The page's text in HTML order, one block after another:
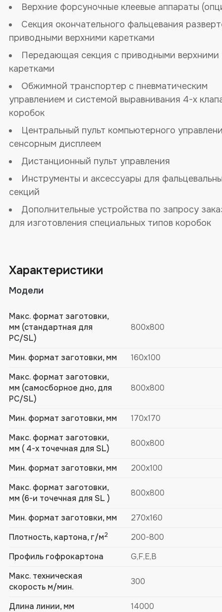
Верхние форсуночные клеевые аппараты
Секция окончательного фальцевания
приводными верхними каретками
Передающая секция с приводными верхними
каретками
Обжимной транспортер с пневматическим
управлением и системой выравнивания 4-х
коробок
Центральный пульт компьютерного
сенсорным дисплеем
Дистанционный пульт управления
Инструменты и аксессуары для
секций
Дополнительные устройства по запросу
для изготовления специальных типов коробок
Характеристики
Модели
Макс. формат заготовки,
мм (стандартная для
PC/SL)
800х800
Мин. формат заготовки, мм
160х100
Макс. формат заготовки,
мм (самосборное дно, для
PC/SL)
800х800
Мин. формат заготовки, мм
170х170
Макс. формат заготовки,
мм ( 4-х точечная для SL)
800х800
Мин. формат заготовки, мм
200х100
Макс. формат заготовки,
мм (6-и точечная для SL )
800х800
Мин. формат заготовки, мм
270х160
Плотность, картона, г/м2
200-800
Профиль гофрокартона
G,F,E,В
Макс. техническая
скорость м/мин.
300
Длина линии, мм 14000